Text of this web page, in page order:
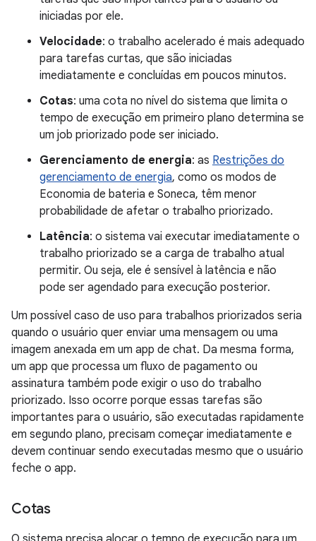
iniciadas por ele.
Velocidade: o trabalho acelerado é mais adequado
para tarefas curtas, que são iniciadas
imediatamente e concluídas em poucos minutos.
Cotas: uma cota no nível do sistema que limita o
tempo de execução em primeiro plano determina se
um job priorizado pode ser iniciado.
Gerenciamento de energia: as Restrições do
gerenciamento de energia, como os modos de
Economia de bateria e Soneca, têm menor
probabilidade de afetar o trabalho priorizado.
Latência: o sistema vai executar imediatamente o
trabalho priorizado se a carga de trabalho atual
permitir. Ou seja, ele é sensível à latência e não
pode ser agendado para execução posterior.
Um possível caso de uso para trabalhos priorizados seria
quando o usuário quer enviar uma mensagem ou uma
imagem anexada em um app de chat. Da mesma forma,
um app que processa um fluxo de pagamento ou
assinatura também pode exigir o uso do trabalho
priorizado. Isso ocorre porque essas tarefas são
importantes para o usuário, são executadas rapidamente
em segundo plano, precisam começar imediatamente e
devem continuar sendo executadas mesmo que o usuário
feche o app.
Cotas